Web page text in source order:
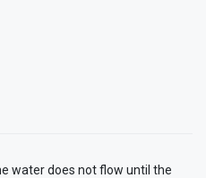
water does not flow until the